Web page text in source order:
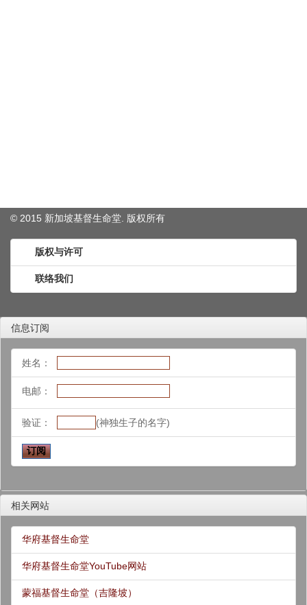
© 2015 新加坡基督生命堂. 版权所有
版权与许可
联络我们
信息订阅
姓名：
电邮：
验证： (神独生子的名字)
相关网站
华府基督生命堂
华府基督生命堂YouTube网站
蒙福基督生命堂（吉隆坡）